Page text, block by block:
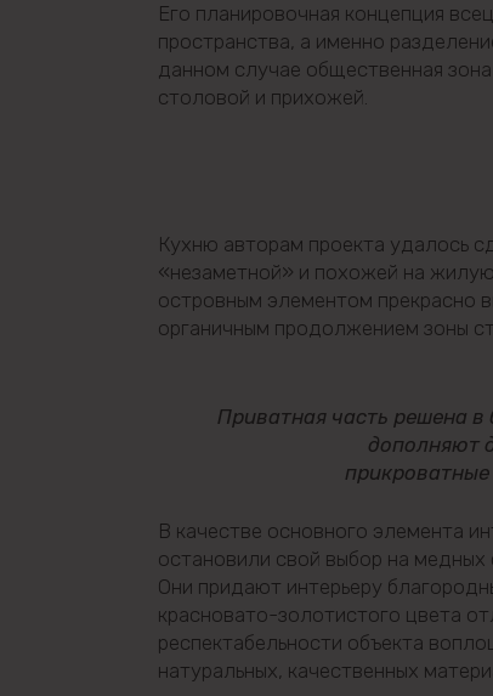
Его планировочная концепция
пространства, а именно
данном случае общественная
столовой и прихожей.
Кухню авторам проекта удалось
«незаметной» и похожей на жилую
островным элементом прекрасно
органичным продолжением зоны
Приватная часть решена
дополняют
В качестве основного элемента
остановили свой выбор на медных
Они придают интерьеру
красновато-золотистого цвета
респектабельности объекта
натуральных, качественных